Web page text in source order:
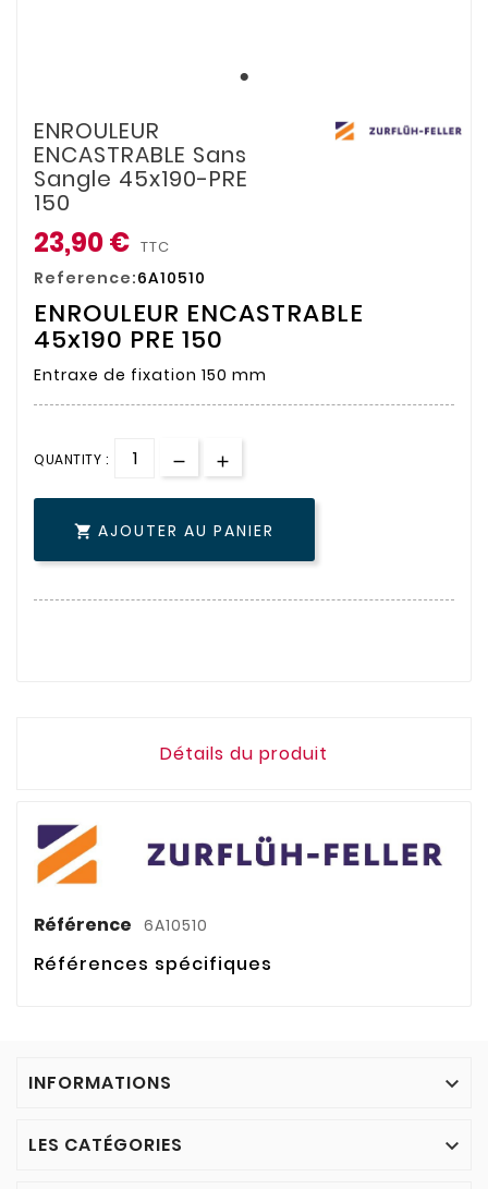
ENROULEUR
ENCASTRABLE Sans
Sangle 45x190-PRE
150
23,90 € TTC
Reference:6A10510
ENROULEUR ENCASTRABLE
45x190 PRE 150
Entraxe de fixation 150 mm
QUANTITY :
 AJOUTER AU PANIER
Détails du produit
Référence 6A10510
Références spécifiques
INFORMATIONS 
LES CATÉGORIES 